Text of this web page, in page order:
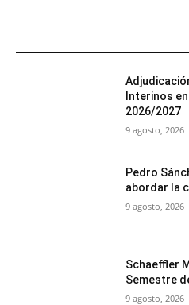
Interinos
2026/2027
9 agosto, 2026
Pedro
abordar la
9 agosto, 2026
Schaeffler
Semestre
9 agosto, 2026